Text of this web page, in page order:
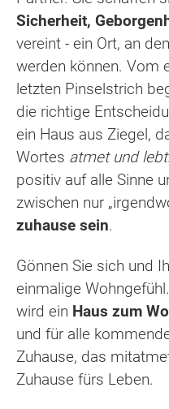
Sicherheit,
vereint - ein Ort, an
werden können. Vom
letzten Pinselstrich
die richtige
ein Haus aus Ziegel,
Wortes atmet und lebt
positiv auf alle Sinne
zwischen nur
zuhause sein.
Gönnen Sie sich und
einmalige
wird ein Haus zum
und für alle
Zuhause, das
Zuhause fürs Leben.